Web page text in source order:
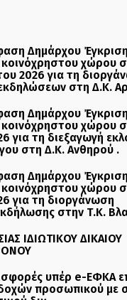
Δημάρχου Έγκριση
χώρου
2026 για τη
στη Δ.Κ.
Δημάρχου Έγκριση
χώρου
για τη διεξαγωγή
στη Δ.Κ. Ανθηρού .
Δημάρχου Έγκριση
χώρου
για τη διοργάνωση
στην Τ.Κ.
ΙΔΙΩΤΙΚΟΥ ΔΙΚΑΙΟΥ
υπέρ e-ΕΦΚΑ
προσωπικού με